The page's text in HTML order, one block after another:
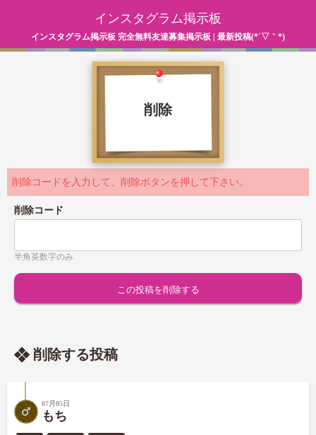
インスタグラム掲示板
インスタグラム掲示板 完全無料友達募集掲示板 | 最新投稿(*´▽｀*)
削除
削除コードを入力して、削除ボタンを押して下さい。
削除コード
半角英数字のみ
削除する投稿
07月05日
もち